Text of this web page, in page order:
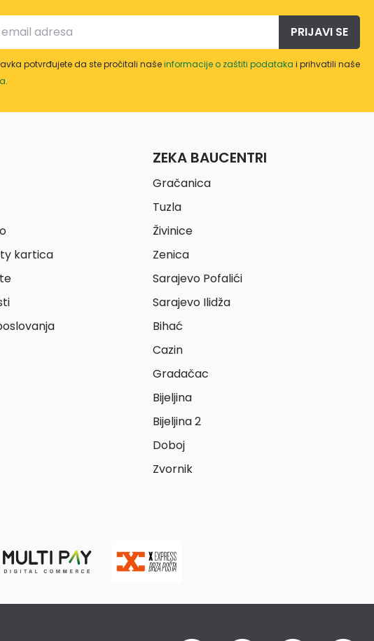
PRIJAVI SE
potvrđujete da ste pročitali našeinformacije o zaštiti podataka i prihvatili naše
.
kartica
ZEKA BAUCENTRI
Gračanica
Tuzla
Živinice
Zenica
Sarajevo Pofalići
Sarajevo Ilidža
Bihać
Cazin
Gradačac
Bijeljina
Bijeljina 2
Doboj
Zvornik